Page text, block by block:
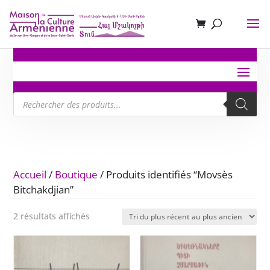
Recherche
de
produits
Accueil / Boutique / Produits identifiés “Movsès
Bitchakdjian”
2 résultats affichés